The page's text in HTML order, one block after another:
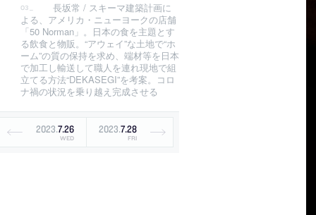
長坂常 / スキーマ建築計画に
よる、アメリカ・ニューヨークの店舗
「50 Norman」。日本の食を主題とす
る飲食と物販。“アウェイ”な土地で“ホ
ーム”の質の保持を求め、端材等を日本
で加工し輸送して職人を連れ現地で組
立てる方法“DEKASEGI”を考案。コロ
ナ禍の状況を乗り越え完成させる
2023.7.26
WED
2023.7.28
FRI